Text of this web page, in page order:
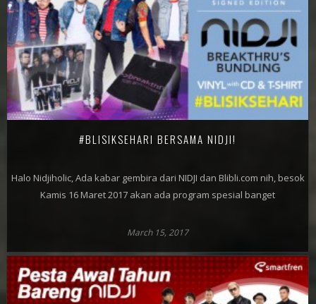
#BLISIKSEHARI BERSAMA NIDJI!
Halo Nidjiholic, Ada kabar gembira dari NIDJI dan Blibli.com nih, besok
Kamis 16 Maret 2017 akan ada program spesial banget
March 15, 2017